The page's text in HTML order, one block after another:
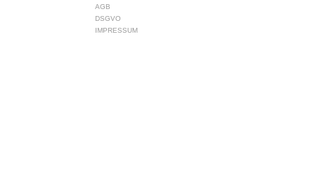
AGB
DSGVO
IMPRESSUM